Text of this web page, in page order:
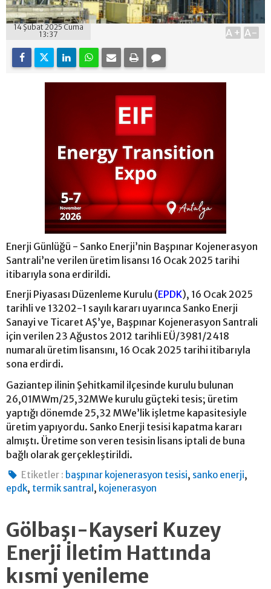
14 Şubat 2025 Cuma
13:37
A+ A-
Enerji Günlüğü - Sanko Enerji’nin Başpınar Kojenerasyon
Santrali’ne verilen üretim lisansı 16 Ocak 2025 tarihi
itibarıyla sona erdirildi.
Enerji Piyasası Düzenleme Kurulu (EPDK), 16 Ocak 2025
tarihli ve 13202-1 sayılı kararı uyarınca Sanko Enerji
Sanayi ve Ticaret AŞ’ye, Başpınar Kojenerasyon Santrali
için verilen 23 Ağustos 2012 tarihli EÜ/3981/2418
numaralı üretim lisansını, 16 Ocak 2025 tarihi itibarıyla
sona erdirdi.
Gaziantep ilinin Şehitkamil ilçesinde kurulu bulunan
26,01MWm/25,32MWe kurulu güçteki tesis; üretim
yaptığı dönemde 25,32 MWe’lik işletme kapasitesiyle
üretim yapıyordu. Sanko Enerji tesisi kapatma kararı
almıştı. Üretime son veren tesisin lisans iptali de buna
bağlı olarak gerçekleştirildi.
Etiketler : başpınar kojenerasyon tesisi, sanko enerji,
epdk, termik santral , kojenerasyon
Gölbaşı-Kayseri Kuzey
Enerji İletim Hattında
kısmi yenileme